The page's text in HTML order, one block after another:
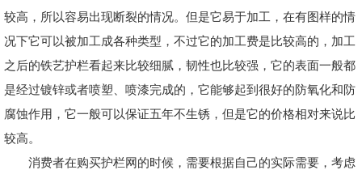
较高，所以容易出现断裂的情况。但是它易于加工，在有图样的情
况下它可以被加工成各种类型，不过它的加工费是比较高的，加工
之后的铁艺护栏看起来比较细腻，韧性也比较强，它的表面一般都
是经过镀锌或者喷塑、喷漆完成的，它能够起到很好的防氧化和防
腐蚀作用，它一般可以保证五年不生锈，但是它的价格相对来说比
较高。
消费者在购买护栏网的时候，需要根据自己的实际需要，考虑